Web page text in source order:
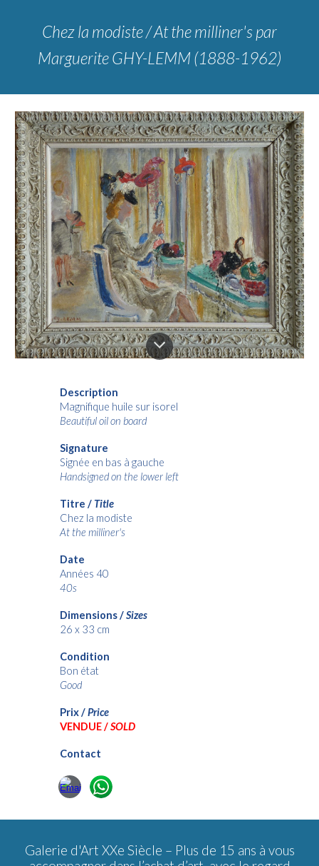
Chez la modiste / At the milliner'spar
Marguerite GHY-LEMM (1888-1962)
Description
Magnifique huile sur isorel
Beautiful oil on board
Signature
Signée en bas àgauche
Handsigned on the lower left
Titre / Title
Chez la modiste
At the milliner's
Date
Années 40
40s
Dimensions /Sizes
26 x 33 cm
Condition
Bon état
Good
Prix /Price
VENDUE /SOLD
Contact
Galerie d'Art XXe Siècle – Plus de 15 ans à vous